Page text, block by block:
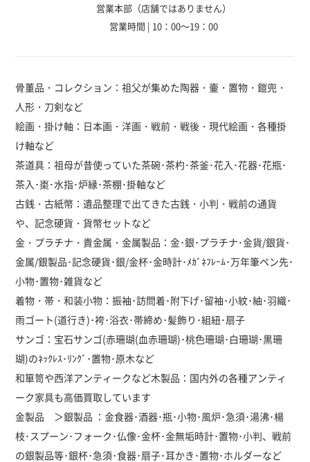
営業本部（店舗ではありません）
営業時間 | 10：00～19：00
骨董品・コレクション：祖父が集めた陶器・壷・置物・鎧兜・
人形・刀剣など
絵画・掛け軸：日本画・洋画・戦前・戦後・現代絵画・各種掛
け軸など
茶道具：祖母が昔使っていた茶碗･茶杓･茶釜･花入･花器･花瓶･
茶入･棗･水指･炉縁･茶棚･掛軸など
古銭・古紙幣：遺品整理で出てきた古銭・小判・戦前の通貨
や、記念硬貨・貨幣セットなど
金・プラチナ・貴金属・金属製品：金･銀･プラチナ･金貨/銀貨･
金属/銀製品･記念硬貨･銀/金杯･金時計･ﾒｶﾞﾈﾌﾚｰﾑ･万年筆ペン先･
小物･置物･雑貨など
着物・帯・和装小物：振袖･訪問着･附下げ･留袖･小紋･紬･羽織･
雨ゴート(道行き)･袴･浴衣･帯締め･髪飾り･組紐･扇子
サンゴ：宝石サンゴ(赤珊瑚(血赤珊瑚)･桃色珊瑚･白珊瑚･黒珊
瑚)のﾈｯｸﾚｽ･ﾘﾝｸﾞ･置物･原木など
和箪笥や西洋アンティークなど木製品：国内外の各種アンティ
ーク家具も高価買取しています
金製品 ＞銀製品 ：金食器･酒器･瓶･小物･風炉･急須･湯沸･楊
枝･スプーン･フォーク･仏像･金杯･金無垢時計･置物･小判、戦前
の銀製品等･銀杯･急須･食器･扇子･耳かき･置物･ホルダーなど